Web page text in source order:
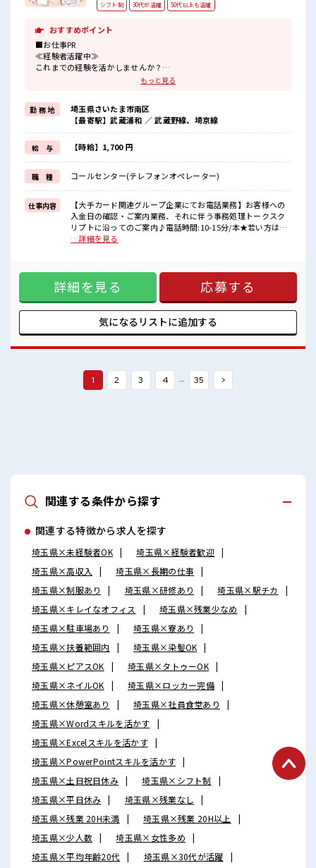
シフト制
30代が活躍 50代以上も活躍
おすすめポイント
■お仕事PR
≪経験者活躍中≫
これまでの経験を活かしませんか？
≪自分の時間も大切≫
残業はほとんどナシ！
場合によってはお願いすることもあります♪
≪収入アップを目指せる≫
高時給だらけの派遣のお仕事です！
■職場の雰囲気
休憩室でホッと一息リフレッシュ！
職場にはロッカー完備！
私物の置きすぎには注意が必要ですね★
残業はほとんどなし！
プライベートも謳歌できる☆
もっと見る
勤 務 地
埼玉県さいたま市南区
【最寄駅】武蔵浦和 ／ 武蔵野線、埼京線
給 与 【時給】1,700 円
職 種 コールセンター(テレフォンオペレーター)
仕事内容
【大手カード関連グループ企業にてお電話業務】お客様への
入金日の確認・ご案内業務、それに伴う事務処理トークスク
リプトに沿ってのご案内♪電話時間:10-15分/本★若い方は未
経験歓迎！(研修がしっかりしています) ■お仕事PR ≪経験者
の時間も大切≫ 残業はほとんどナシ！ 場合によってはお願い
することもあります♪ ≪収入アップを目指せる≫ 高時給だら
けの派遣のお仕事です！ ■職場の雰囲気 休憩室でホッと一息
リフレッシュ！ 職場にはロッカー完備！ 私物の置きすぎには
注意が必要ですね★ 残業はほとんどなし！ プライベートも謳
歌できる☆
…詳細を見る
詳細を見る 応募する
気になるリストに追加する
1 2 3 4 … 35 >
関連する条件から探す
関連する特徴から求人を探す
埼玉県×未経験者OK
埼玉県×経験者歓迎
埼玉県×高収入
埼玉県×長期の仕事
埼玉県×制服あり
埼玉県×研修あり
埼玉県×駅チカ
埼玉県×キレイなオフィス
埼玉県×残業少なめ
埼玉県×駐車場あり
埼玉県×寮あり
埼玉県×扶養範囲内
埼玉県×染髪OK
埼玉県×ピアスOK
埼玉県×タトゥーOK
埼玉県×ネイルOK
埼玉県×ロッカー完備
埼玉県×休憩室あり
埼玉県×社員食堂あり
埼玉県×Wordスキルを活かす
埼玉県×Excelスキルを活かす
埼玉県×PowerPointスキルを活かす
埼玉県×土日祝日休み
埼玉県×シフト制
埼玉県×平日休み
埼玉県×残業なし
埼玉県×残業 20H未満
埼玉県×残業 20H以上
埼玉県×少人数
埼玉県×女性多め
埼玉県×平均年齢20代
埼玉県×30代が活躍